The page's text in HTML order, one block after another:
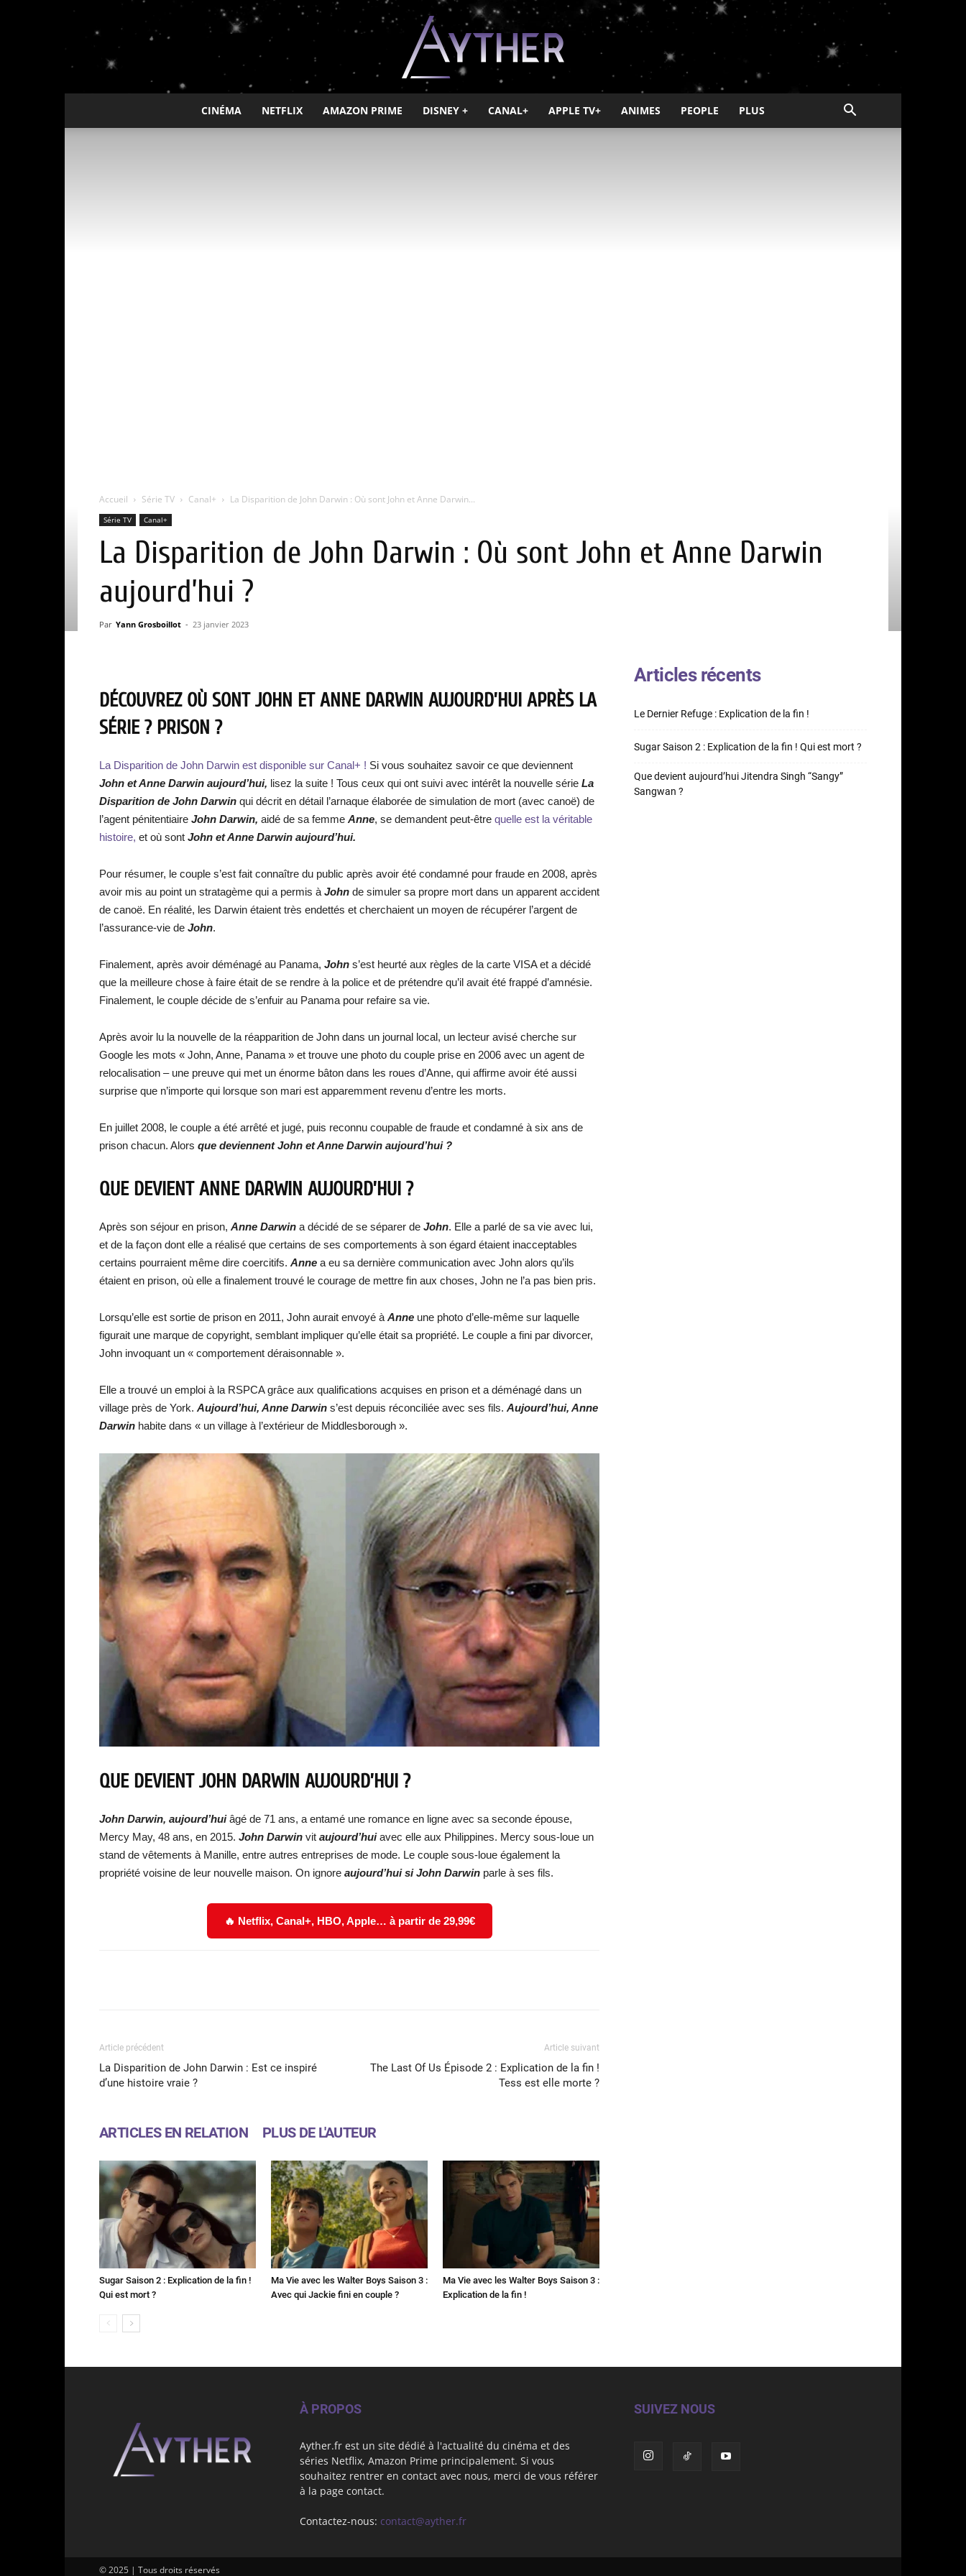
Ayther
CINÉMA NETFLIX AMAZON PRIME DISNEY + CANAL+ APPLE TV+ ANIMES PEOPLE PLUS
Accueil Série TV Canal+ La Disparition de John Darwin : Où sont John et Anne Darwin...
Série TV Canal+
La Disparition de John Darwin : Où sont John et Anne Darwin
aujourd’hui ?
Par Yann Grosboillot - 23 janvier 2023
DÉCOUVREZ OÙ SONT JOHN ET ANNE DARWIN AUJOURD’HUI APRÈS LA
SÉRIE ? PRISON ?
La Disparition de John Darwin est disponible sur Canal+ ! Si vous souhaitez savoir ce que deviennent
John et Anne Darwin aujourd’hui, lisez la suite ! Tous ceux qui ont suivi avec intérêt la nouvelle série La
Disparition de John Darwin qui décrit en détail l’arnaque élaborée de simulation de mort (avec canoë) de
l’agent pénitentiaire John Darwin, aidé de sa femme Anne, se demandent peut-être quelle est la véritable
histoire, et où sont John et Anne Darwin aujourd’hui.
Pour résumer, le couple s’est fait connaître du public après avoir été condamné pour fraude en 2008, après
avoir mis au point un stratagème qui a permis à John de simuler sa propre mort dans un apparent accident
de canoë. En réalité, les Darwin étaient très endettés et cherchaient un moyen de récupérer l’argent de
l’assurance-vie de John.
Finalement, après avoir déménagé au Panama, John s’est heurté aux règles de la carte VISA et a décidé
que la meilleure chose à faire était de se rendre à la police et de prétendre qu’il avait été frappé d’amnésie.
Finalement, le couple décide de s’enfuir au Panama pour refaire sa vie.
Après avoir lu la nouvelle de la réapparition de John dans un journal local, un lecteur avisé cherche sur
Google les mots « John, Anne, Panama » et trouve une photo du couple prise en 2006 avec un agent de
relocalisation – une preuve qui met un énorme bâton dans les roues d’Anne, qui affirme avoir été aussi
surprise que n’importe qui lorsque son mari est apparemment revenu d’entre les morts.
En juillet 2008, le couple a été arrêté et jugé, puis reconnu coupable de fraude et condamné à six ans de
prison chacun. Alors que deviennent John et Anne Darwin aujourd’hui ?
QUE DEVIENT ANNE DARWIN AUJOURD’HUI ?
Après son séjour en prison, Anne Darwin a décidé de se séparer de John. Elle a parlé de sa vie avec lui,
et de la façon dont elle a réalisé que certains de ses comportements à son égard étaient inacceptables
certains pourraient même dire coercitifs. Anne a eu sa dernière communication avec John alors qu’ils
étaient en prison, où elle a finalement trouvé le courage de mettre fin aux choses, John ne l’a pas bien pris.
Lorsqu’elle est sortie de prison en 2011, John aurait envoyé à Anne une photo d’elle-même sur laquelle
figurait une marque de copyright, semblant impliquer qu’elle était sa propriété. Le couple a fini par divorcer,
John invoquant un « comportement déraisonnable ».
Elle a trouvé un emploi à la RSPCA grâce aux qualifications acquises en prison et a déménagé dans un
village près de York. Aujourd’hui, Anne Darwin s’est depuis réconciliée avec ses fils. Aujourd’hui, Anne
Darwin habite dans « un village à l’extérieur de Middlesborough ».
QUE DEVIENT JOHN DARWIN AUJOURD’HUI ?
John Darwin, aujourd’huiâgé de 71 ans, a entamé une romance en ligne avec sa seconde épouse,
Mercy May, 48 ans, en 2015. John Darwin vit aujourd’huiavec elle aux Philippines. Mercy sous-loue un
stand de vêtements à Manille, entre autres entreprises de mode. Le couple sous-loue également la
propriété voisine de leur nouvelle maison. On ignore aujourd’hui si John Darwin parle à ses fils.
🔥 Netflix, Canal+, HBO, Apple… à partir de 29,99€
Article précédent
La Disparition de John Darwin : Est ce inspiré
d’une histoire vraie ?
Article suivant
The Last Of Us Épisode 2 : Explication de la fin !
Tess est elle morte ?
ARTICLES EN RELATION PLUS DE L'AUTEUR
Sugar Saison 2 : Explication de la fin !
Qui est mort ?
Ma Vie avec les Walter Boys Saison 3 :
Avec qui Jackie fini en couple ?
Ma Vie avec les Walter Boys Saison 3 :
Explication de la fin !
Articles récents
Le Dernier Refuge : Explication de la fin !
Sugar Saison 2 : Explication de la fin ! Qui est mort ?
Que devient aujourd’hui Jitendra Singh “Sangy”
Sangwan ?
À PROPOS
Ayther.fr est un site dédié à l'actualité du cinéma et des
séries Netflix, Amazon Prime principalement. Si vous
souhaitez rentrer en contact avec nous, merci de vous référer
à la page contact.
Contactez-nous: contact@ayther.fr
SUIVEZ NOUS
© 2025 | Tous droits réservés